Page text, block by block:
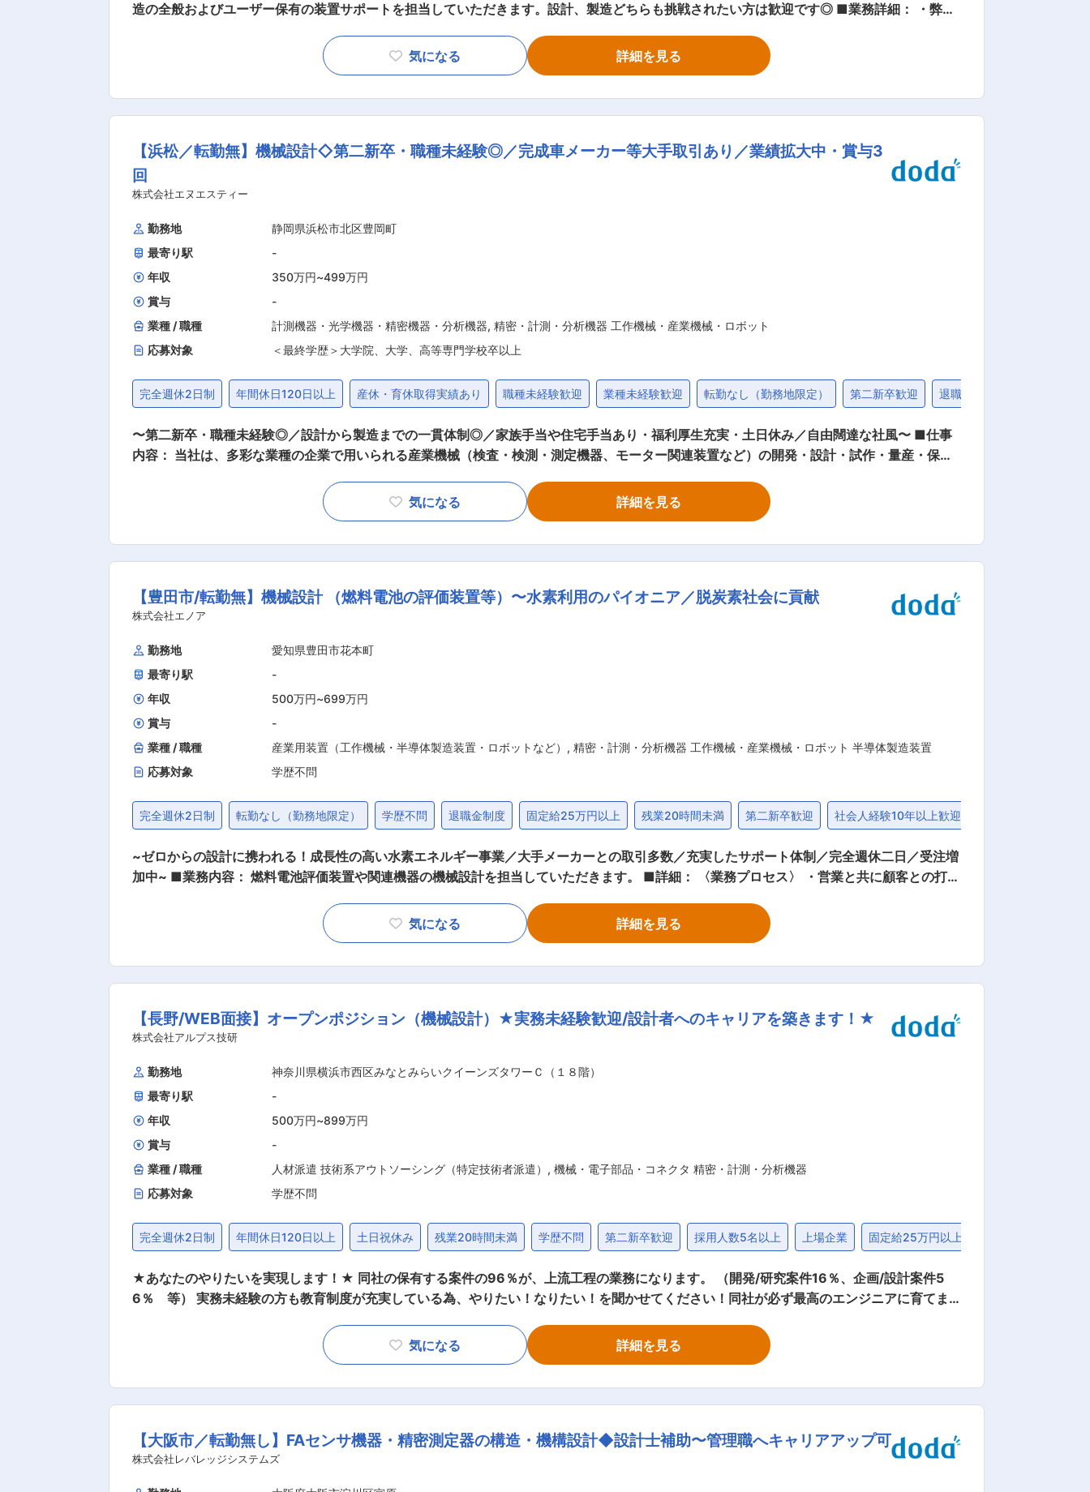
造の全般およびユーザー保有の装置サポートを担当していただきます。設計、製造どちらも挑戦されたい方は歓迎です◎ ■業務詳細： ・弊社
先での修理業務 ※営業が対応できないものなどで、月に1件程度発生いたします。 ・利用CAD：Alibre Design、SOLIDWORKS ・工具を持ち
運ぶため車での移動が発生します。※エリア：関東・中部・関西など ■組織構成： 設計・製造チームは約10名 ＜やりがい・魅力＞ ・1つの装
造業務がメインとなりますが、お客様サポートのためにコミュニケーション能力も求められます。 ■製品の特長： ・価格帯：１製品当たり10
0万円〜1000万円(平均500万円程度)です。 ・装置について：当社の分析装置はノーベル賞受賞者の研究者も使用しており、官公庁や大学・
メーカーの研究所など幅広い分野で使われています。 大学では有機化学の合成の研究や、民間企業では品質保証・材料の開発・食品の生成な
気になる 詳細を見る
【浜松／転勤無】機械設計◇第二新卒・職種未経験◎／完成車メーカー等大手取引あり／業績拡大中・賞与3
回
株式会社エヌエスティー
勤務地
静岡県浜松市北区豊岡町
最寄り駅
-
年収
350万円~499万円
賞与
-
業種 / 職種
計測機器・光学機器・精密機器・分析機器, 精密・計測・分析機器 工作機械・産業機械・ロボット
応募対象
＜最終学歴＞大学院、大学、高等専門学校卒以上
完全週休2日制 年間休日120日以上 産休・育休取得実績あり 職種未経験歓迎 業種未経験歓迎 転勤なし（勤務地限定） 第二新卒歓迎 退職金制度
〜第二新卒・職種未経験◎／設計から製造までの一貫体制◎／家族手当や住宅手当あり・福利厚生充実・土日休み／自由闊達な社風〜 ■仕事
内容： 当社は、多彩な業種の企業で用いられる産業機械（検査・検測・測定機器、モーター関連装置など）の開発・設計・試作・量産・保守
て長期的なキャリアを築いていきたい方 ・自分に合った働き方を追求していきたい方 ・最先端技術開発に興味のある方 ■就業環境： ◎綺麗な
オフィス・休憩スペースあり ◎カップラーメン・冷凍弁当などの軽食をご用意 ◎当社にはメンター制度があり、1人で悩むことのない相談しや
モーター関連装置など）の開発・設計・試作・量産・保守までを幅広く行う設備メーカーです。 大手メーカーが応じないようなカスタマイズ
気になる 詳細を見る
【豊田市/転勤無】機械設計 （燃料電池の評価装置等）〜水素利用のパイオニア／脱炭素社会に貢献
株式会社エノア
勤務地
愛知県豊田市花本町
最寄り駅
-
年収
500万円~699万円
賞与
-
業種 / 職種
産業用装置（工作機械・半導体製造装置・ロボットなど） , 精密・計測・分析機器 工作機械・産業機械・ロボット 半導体製造装置
応募対象
学歴不問
完全週休2日制 転勤なし（勤務地限定） 学歴不問 退職金制度 固定給25万円以上 残業20時間未満 第二新卒歓迎 社会人経験10年以上歓迎
~ゼロからの設計に携われる！成長性の高い水素エネルギー事業／大手メーカーとの取引多数／充実したサポート体制／完全週休二日／受注増
加中~ ■業務内容： 燃料電池評価装置や関連機器の機械設計を担当していただきます。 ■詳細： 〈業務プロセス〉 ・営業と共に顧客との打ち
す。ゼロからの製品開発に携わり、スキルを磨くことができます。 〈顧客層〉 ・主要取引先：大手自動車メーカーやガス・エネルギー関連企
い、独り立ちを目指します。 ■水素の将来性： 水素はCO2を排出しない次世代エネルギーで、脱炭素社会の実現に不可欠です。再生可能エネ
ルギーとの連携や長期貯蔵・輸送が可能で、発電・輸送・産業など幅広い分野で活用され、2050年に向けて市場拡大が期待されています。 ■
燃料電池を基軸とした蓄電システムを統合できる希少なインテグレーターです。JAXAや万博施設への導入実績があり、環境大臣賞や「はばた
く中小企業300社」に選定されるなど高い信頼性を誇ります。水素エネルギーは脱炭素社会に向け急成長が見込まれ、自動車・航空・宇宙分
野への展開も期待されています。
気になる 詳細を見る
【長野/WEB面接】オープンポジション（機械設計）★実務未経験歓迎/設計者へのキャリアを築きます！★
株式会社アルプス技研
勤務地
神奈川県横浜市西区みなとみらいクイーンズタワーＣ（１８階）
最寄り駅
-
年収
500万円~899万円
賞与
-
業種 / 職種
人材派遣 技術系アウトソーシング（特定技術者派遣） , 機械・電子部品・コネクタ 精密・計測・分析機器
応募対象
学歴不問
完全週休2日制 年間休日120日以上 土日祝休み 残業20時間未満 学歴不問 第二新卒歓迎 採用人数5名以上 上場企業 固定給25万円以上
★あなたのやりたいを実現します！★ 同社の保有する案件の96％が、上流工程の業務になります。 （開発/研究案件16％、企画/設計案件5
6％ 等） 実務未経験の方も教育制度が充実している為、やりたい！なりたい！を聞かせてください！同社が必ず最高のエンジニアに育てま
程度の方々が、前職よりも年収UPしております。 ■希望勤務地が通りやすい・キャリアチェンジ可 配属先については希望の職種・勤務地をで
きる限り尊重します。 また、最初の案件以降、同社が持つ案件にて挑戦したい案件があれば、声をあげて頂き、スキルが足りなくても、どの
7歳（長期の就業可能） ・社員紹介割合3割程度（社員から愛される会社） ・週休2日制（土日祝） ■研修充実 同社は必須・任意と分枯れてお
りますが、社内研修1000講座以上実施しております。 また、実務未経験の方については、基本的にチームでの配属をしている為、研修以外に
気になる 詳細を見る
【大阪市／転勤無し】FAセンサ機器・精密測定器の構造・機構設計◆設計士補助〜管理職へキャリアアップ可
株式会社レバレッジシステムズ